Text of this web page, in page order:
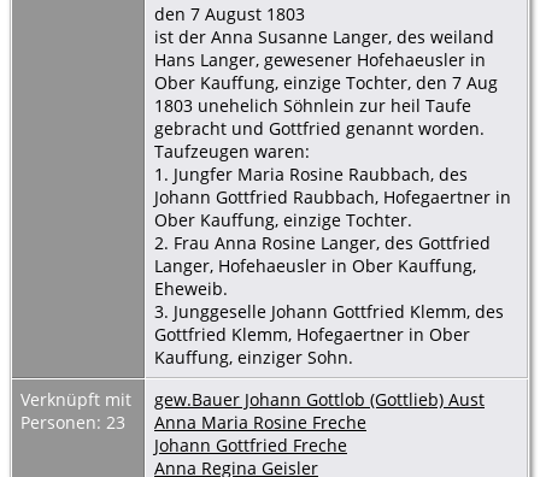
den 7 August 1803
ist der Anna Susanne Langer, des weiland
Hans Langer, gewesener Hofehaeusler in
Ober Kauffung, einzige Tochter, den 7 Aug
1803 unehelich Söhnlein zur heil Taufe
gebracht und Gottfried genannt worden.
Taufzeugen waren:
1. Jungfer Maria Rosine Raubbach, des
Johann Gottfried Raubbach, Hofegaertner in
Ober Kauffung, einzige Tochter.
2. Frau Anna Rosine Langer, des Gottfried
Langer, Hofehaeusler in Ober Kauffung,
Eheweib.
3. Junggeselle Johann Gottfried Klemm, des
Gottfried Klemm, Hofegaertner in Ober
Kauffung, einziger Sohn.
Verknüpft mit
Personen: 23
gew.Bauer Johann Gottlob (Gottlieb) Aust
Anna Maria Rosine Freche
Johann Gottfried Freche
Anna Regina Geisler